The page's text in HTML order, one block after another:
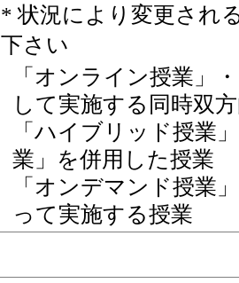
* 状況により変更され
下さい
「オンライン授業」
して実施する同時双
「ハイブリッド授業
業」を併用した授業
「オンデマンド授業
って実施する授業